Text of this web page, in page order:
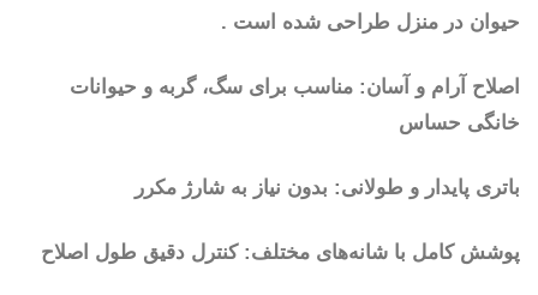
حیوان در منزل طراحی شده است .
اصلاح آرام و آسان: مناسب برای سگ، گربه و حیوانات
خانگی حساس
باتری پایدار و طولانی: بدون نیاز به شارژ مکرر
پوشش کامل با شانه‌های مختلف: کنترل دقیق طول اصلاح